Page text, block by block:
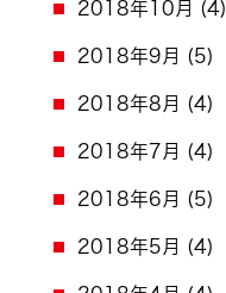
2018年10月 (4)
2018年9月 (5)
2018年8月 (4)
2018年7月 (4)
2018年6月 (5)
2018年5月 (4)